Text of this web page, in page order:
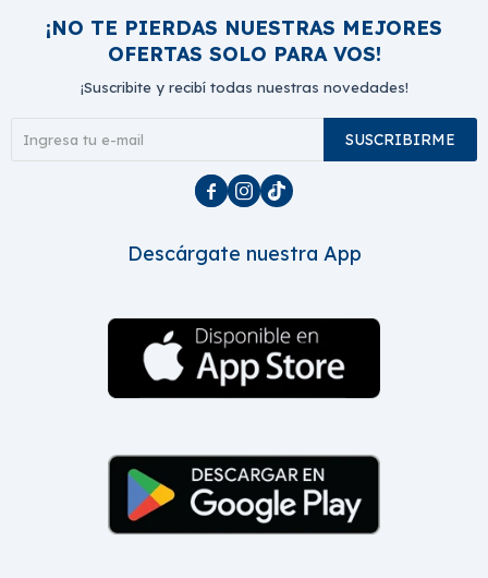
¡NO TE PIERDAS NUESTRAS MEJORES
OFERTAS SOLO PARA VOS!
¡Suscribite y recibí todas nuestras novedades!
SUSCRIBIRME
  
Descárgate nuestra App